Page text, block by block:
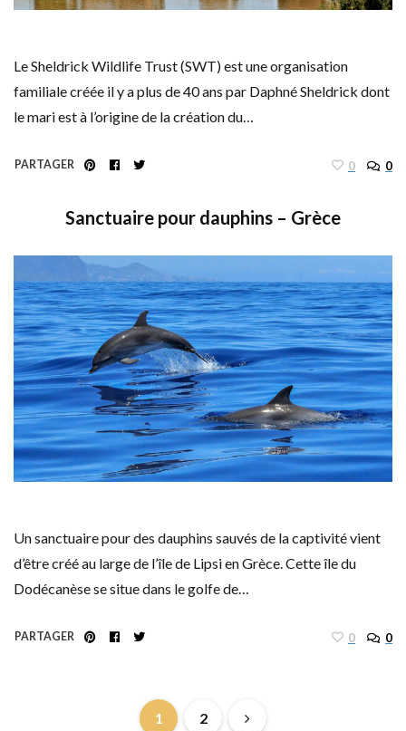
Le Sheldrick Wildlife Trust (SWT) est une organisation
familiale créée il y a plus de 40 ans par Daphné Sheldrick dont
le mari est à l’origine de la création du…
PARTAGER 0 0
Sanctuaire pour dauphins – Grèce
Un sanctuaire pour des dauphins sauvés de la captivité vient
d’être créé au large de l’île de Lipsi en Grèce. Cette île du
Dodécanèse se situe dans le golfe de…
PARTAGER 0 0
1 2